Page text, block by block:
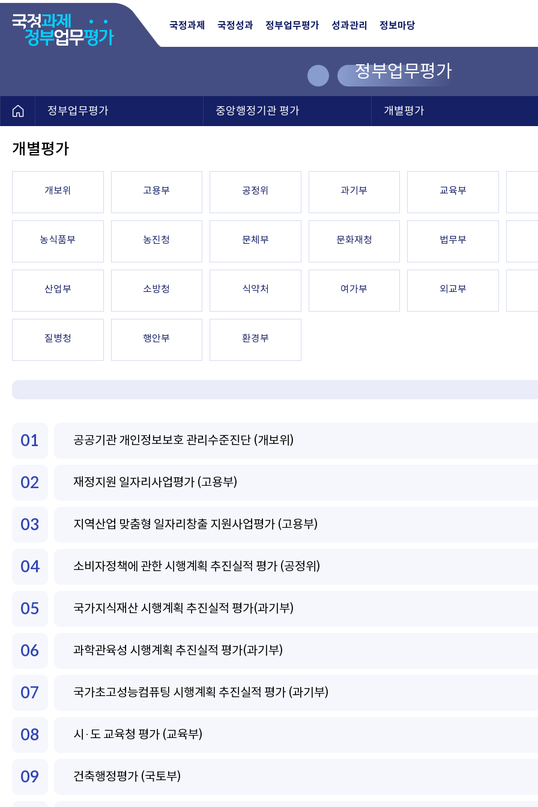
국정과제 국정성과 정부업무평가 성과관리 정보마당
정부업무평가
정부업무평가 중앙행정기관 평가 개별평가
개별평가
개보위 고용부 공정위 과기부 교육부
농식품부 농진청 문체부 문화재청 법무부
산업부 소방청 식약처 여가부 외교부
질병청 행안부 환경부
01 공공기관 개인정보보호 관리수준진단 (개보위)
02 재정지원 일자리사업평가 (고용부)
03 지역산업 맞춤형 일자리창출 지원사업평가 (고용부)
04 소비자정책에 관한 시행계획 추진실적 평가 (공정위)
05 국가지식재산 시행계획 추진실적 평가(과기부)
06 과학관육성 시행계획 추진실적 평가(과기부)
07 국가초고성능컴퓨팅 시행계획 추진실적 평가 (과기부)
08 시·도 교육청 평가 (교육부)
09 건축행정평가 (국토부)